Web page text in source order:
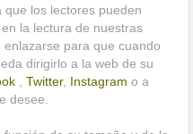
los lectores pueden
la lectura de nuestras
para que cuando
dirigirlo a la web de su
,Twitter, Instagram o a
desee.